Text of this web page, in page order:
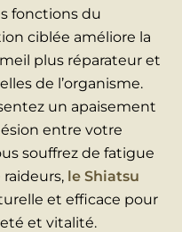
fonctions du
ciblée améliore la
plus réparateur et
de l’organisme.
un apaisement
entre votre
souffrez de fatigue
le Shiatsu
et efficace pour
et vitalité.